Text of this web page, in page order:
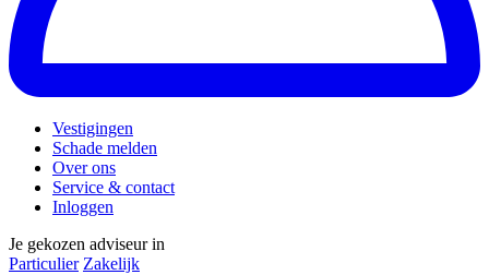
Vestigingen
Schade melden
Over ons
Service & contact
Inloggen
Je gekozen adviseur in
Particulier Zakelijk